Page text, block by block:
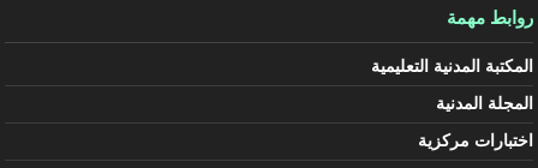
روابط مهمة
المكتبة المدنية التعليمية
المجلة المدنية
اختبارات مركزية